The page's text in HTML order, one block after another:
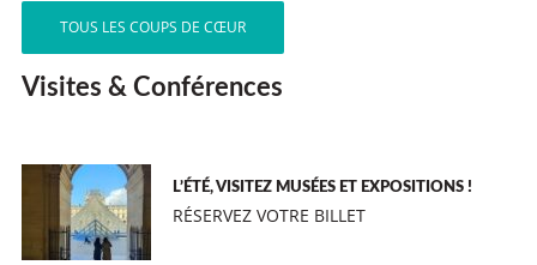
TOUS LES COUPS DE CŒUR
Visites & Conférences
L’ÉTÉ, VISITEZ MUSÉES ET EXPOSITIONS !
RÉSERVEZ VOTRE BILLET